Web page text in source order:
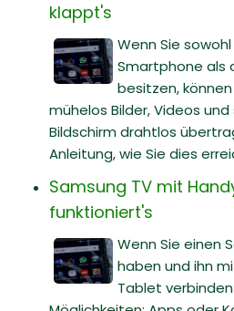
klappt's
Wenn Sie
Smartphone als
besitzen,
mühelos Bilder, Videos
Bildschirm drahtlos
Anleitung, wie Sie dies
Samsung TV mit
funktioniert's
Wenn Sie einen
haben und ihn
Tablet